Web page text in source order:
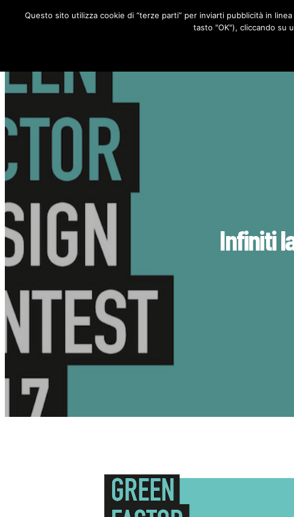
RUBRICHE
Infiniti
Questo sito utilizza cookie di “terze parti” per inviarti pubblicità in
tasto "OK"), cliccando su